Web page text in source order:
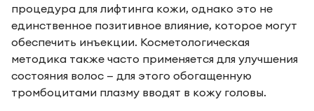
процедура для лифтинга кожи, однако это не
единственное позитивное влияние, которое могут
обеспечить инъекции. Косметологическая
методика также часто применяется для улучшения
состояния волос — для этого обогащенную
тромбоцитами плазму вводят в кожу головы.